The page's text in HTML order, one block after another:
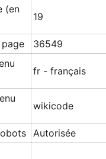
(en
19
36549
fr - français
wikicode
Autorisée